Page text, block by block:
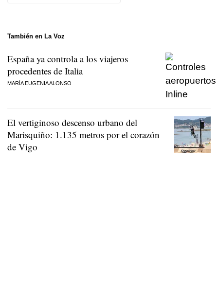
También en La Voz
España ya controla a los viajeros
procedentes de Italia
MARÍA EUGENIA ALONSO
El vertiginoso descenso urbano del
Marisquiño: 1.135 metros por el corazón
de Vigo